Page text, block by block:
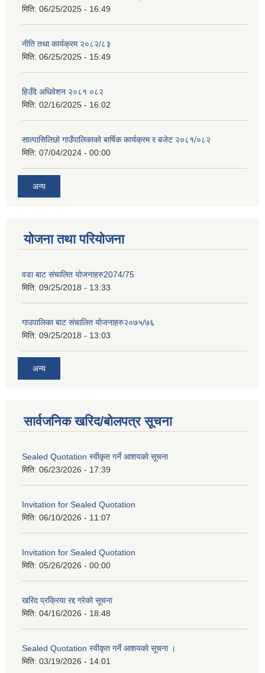
मिति: 06/25/2025 - 16:49
नीति तथा कार्यक्रम २०८२/८३
मिति: 06/25/2025 - 15:49
हिउँदे अधिवेशन २०८१ ०८२
मिति: 02/16/2025 - 16:02
साल्पासिलिछो गाउँपालिकाको बार्षिक कार्यक्रम र बजेट २०८१/०८२
मिति: 07/04/2024 - 00:00
अन्य
योजना तथा परियोजना
वडा बाट संचालित योजनाहरु2074/75
मिति: 09/25/2018 - 13:33
गाउपालिका बाट संचालित योजनाहरु२०७५/७६
मिति: 09/25/2018 - 13:03
अन्य
सार्वजनिक खरिद/बोलपत्र सूचना
Sealed Quotation स्वीकृत गर्ने आशयको सूचना
मिति: 06/23/2026 - 17:39
Invitation for Sealed Quotation
मिति: 06/10/2026 - 11:07
Invitation for Sealed Quotation
मिति: 05/26/2026 - 00:00
खरिद प्रक्रिया रद्द गरेको सूचना
मिति: 04/16/2026 - 18:48
Sealed Quotation स्वीकृत गर्ने आशयको सूचना ।
मिति: 03/19/2026 - 14:01